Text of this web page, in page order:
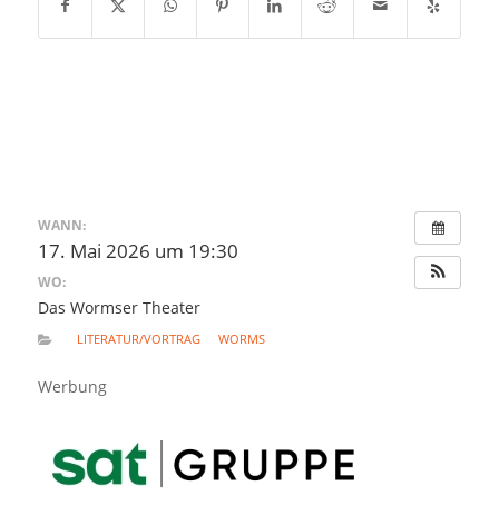
WANN:
17. Mai 2026 um 19:30
WO:
Das Wormser Theater
LITERATUR/VORTRAG WORMS
Werbung